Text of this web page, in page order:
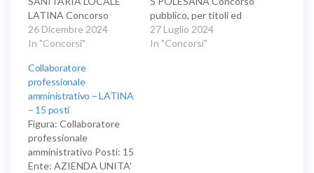
LATINA Concorso
pubblico, per titoli ed
esami, per la copertura
assistente
amministrativo, area
degli assistenti,
riservato alle categorie
protette di cui all'art. 18,
comma 2, della legge n.
68/1999.
26 Dicembre 2024
In "Concorsi"
pubblico, per titoli ed
esami, per la copertura
di un posto di assistente
27 Luglio 2024
In "Concorsi"
Collaboratore
professionale
amministrativo – LATINA
– 15 posti
Figura: Collaboratore
professionale
amministrativo Posti: 15
Ente: AZIENDA UNITA'